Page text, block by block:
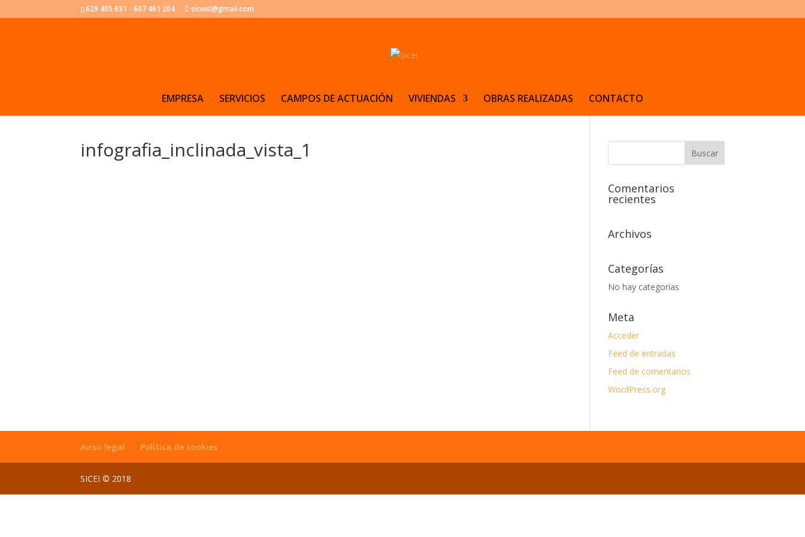
629 405 631 - 607 461 204 siceisl@gmail.com
EMPRESA SERVICIOS CAMPOS DE ACTUACIÓN VIVIENDAS OBRAS REALIZADAS CONTACTO
infografia_inclinada_vista_1
Comentarios
recientes
Archivos
Categorías
No hay categorías
Meta
Acceder
Feed de entradas
Feed de comentarios
WordPress.org
Aviso legal Politica de cookies
SICEI © 2018